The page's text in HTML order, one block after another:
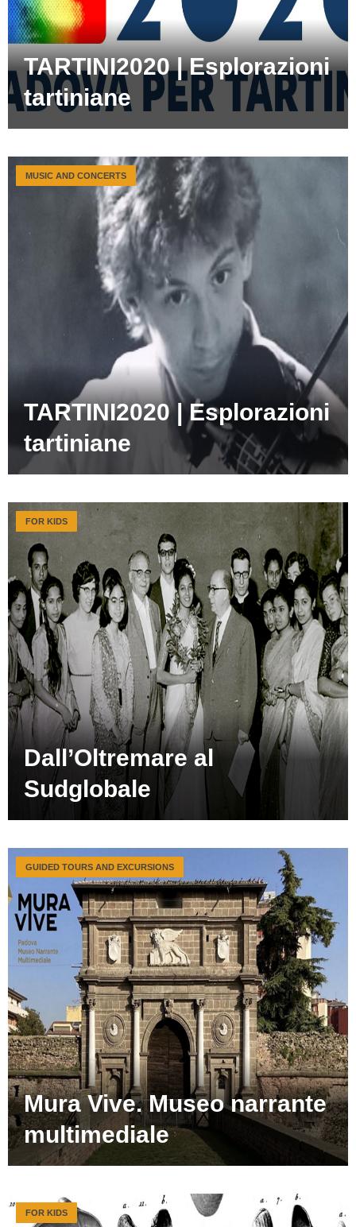
TARTINI2020 | Esplorazioni
tartiniane
TARTINI2020 | Esplorazioni
tartiniane
MUSIC AND CONCERTS
Dall’Oltremare al
Sudglobale
FOR KIDS
Mura Vive. Museo narrante
multimediale
GUIDED TOURS AND EXCURSIONS
FOR KIDS